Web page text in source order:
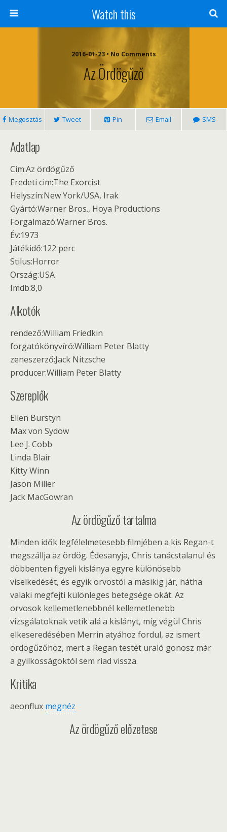
Watch this
2016-01-23 • No Comments
Az Ördögűző
Megosztás Tweet Pin Email SMS
Adatlap
Cim:Az ördögűző
Eredeti cim:The Exorcist
Helyszín:New York/USA, Irak
Gyártó:Warner Bros., Hoya Productions
Forgalmazó:Warner Bros.
Év:1973
Játékidő:122 perc
Stilus:Horror
Ország:USA
Imdb:8,0
Alkotók
rendező:William Friedkin
forgatókönyvíró:William Peter Blatty
zeneszerző:Jack Nitzsche
producer:William Peter Blatty
Szereplők
Ellen Burstyn
Max von Sydow
Lee J. Cobb
Linda Blair
Kitty Winn
Jason Miller
Jack MacGowran
Az ördögűző tartalma
Minden idők legfélelmetesebb filmjében a kis Regan-t
megszállja az ördög. Édesanyja, Chris tanácstalanul és
döbbenten figyeli kislánya egyre különösebb
viselkedését, és egyik orvostól a másikig jár, hátha
valaki megfejti különleges betegsége okát. Az
orvosok kellemetlenebbnél kellemetlenebb
vizsgálatoknak vetik alá a kislányt, míg végül Chris
elkeseredésében Merrin atyához fordul, az ismert
ördögűzőhöz, mert a Regan testét uraló gonosz már
a gyilkosságoktól sem riad vissza.
Kritika
aeonflux megnéz
Az ördögűző előzetese